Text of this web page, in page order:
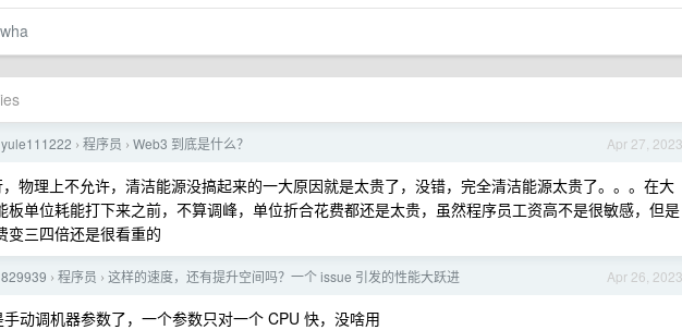
Apr 27, 2023
yule111222 › 程序员 › Web3 到底是什么？
物理上不允许，清洁能源没搞起来的一大原因就是太贵了，没错，完全清洁能源太贵了。。。在大
板单位耗能打下来之前，不算调峰，单位折合花费都还是太贵，虽然程序员工资高不是很敏感，但是
变三四倍还是很看重的
Apr 26, 2023
829939 › 程序员 › 这样的速度，还有提升空间吗？一个 issue 引发的性能大跃进
动调机器参数了，一个参数只对一个 CPU 快，没啥用